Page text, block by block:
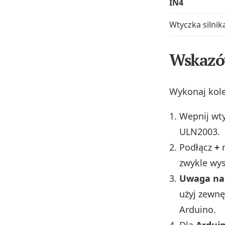
IN4
Wtyczka
Wykonaj
Wepnij
ULN2003.
Podłącz +
zwykle
Uwaga
użyj
Arduino.